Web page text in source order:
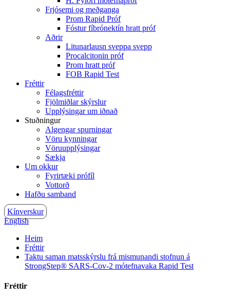
Frjósemi og meðganga
Prom Rapid Próf
Fóstur fíbrónektín hratt próf
Aðrir
Litunarlausn sveppa svepp
Procalcitonin próf
Prom hratt próf
FOB Rapid Test
Fréttir
Félagsfréttir
Fjölmiðlar skýrslur
Upplýsingar um iðnað
Stuðningur
Algengar spurningar
Vöru kynningar
Vöruupplýsingar
Sækja
Um okkur
Fyrirtæki prófíl
Vottorð
Hafðu samband
Kínverskur
English
Heim
Fréttir
Taktu saman matsskýrslu frá mismunandi stofnun á
StrongStep® SARS-Cov-2 mótefnavaka Rapid Test
Fréttir